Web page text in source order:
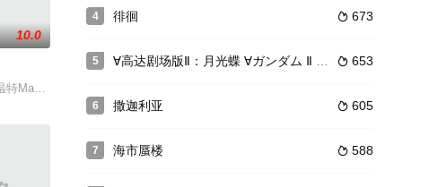
•天行者（马克•哈米尔
10.0
特Maurice Dean Wint 饰）、监狱专家兼传
4  673
徘徊
5  653
∀高达剧场版Ⅱ：月光蝶 ∀ガンダム Ⅱ 月光蝶
6  605
撒迦利亚
7  588
海市蜃楼